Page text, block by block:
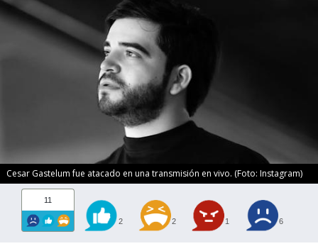
Cesar Gastelum fue atacado en una transmisión en vivo. (Foto: Instagram)
11
2 2 1 6